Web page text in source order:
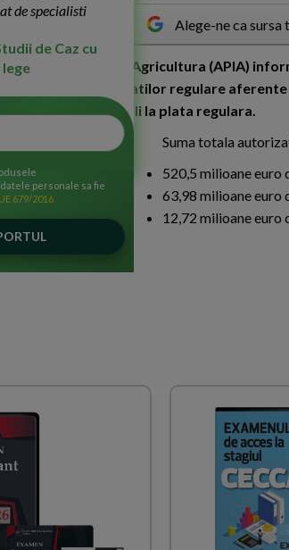
Alege-ne ca
Interventie pentru Agricultura (APIA)
efectuarea platilor regulare aferente
fermierilor eligibili la plata regulara.
Suma totala
520,5 milioane euro
63,98 milioane euro
12,72 milioane euro
de specialisti
de Caz cu
personale sa fie
679/2016